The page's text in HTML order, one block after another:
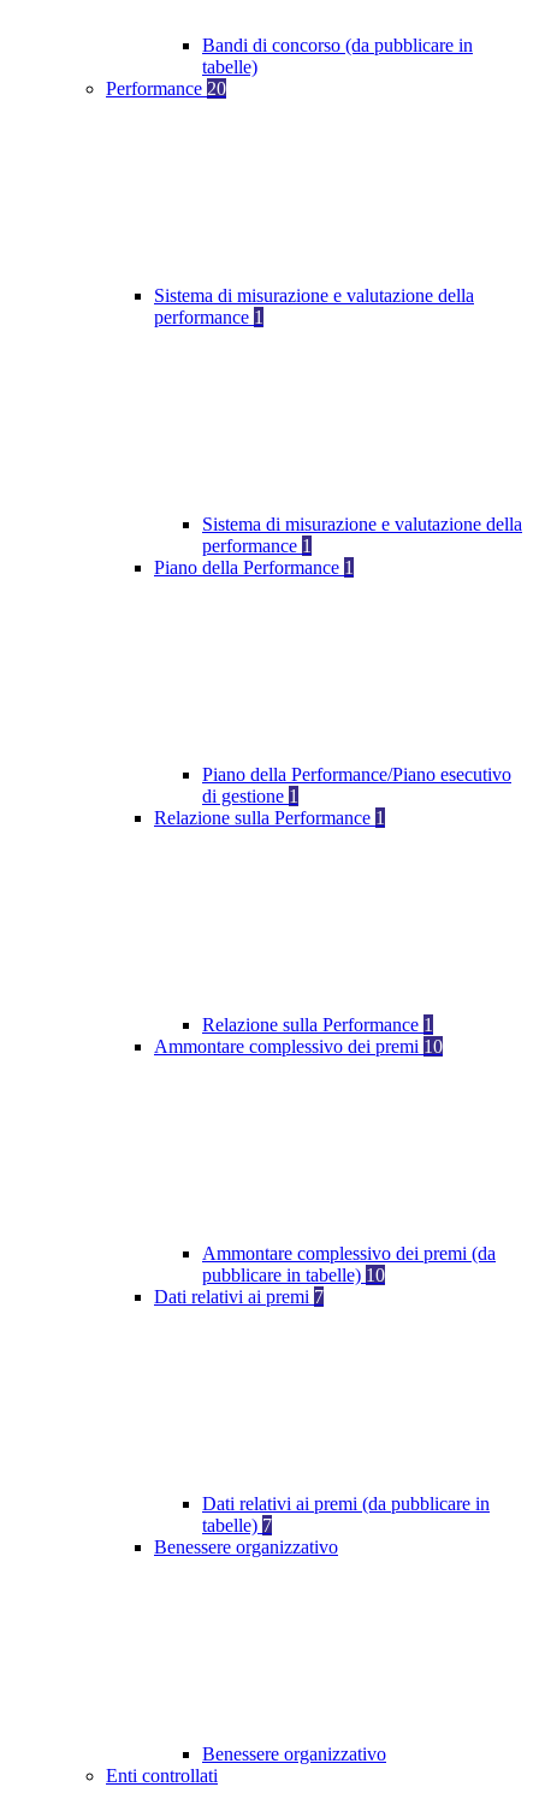
Bandi di concorso (da pubblicare in
tabelle)
Performance 20
Sistema di misurazione e valutazione della
performance 1
Sistema di misurazione e valutazione della
performance 1
Piano della Performance 1
Piano della Performance/Piano esecutivo
di gestione 1
Relazione sulla Performance 1
Relazione sulla Performance 1
Ammontare complessivo dei premi 10
Ammontare complessivo dei premi (da
pubblicare in tabelle) 10
Dati relativi ai premi 7
Dati relativi ai premi (da pubblicare in
tabelle) 7
Benessere organizzativo
Benessere organizzativo
Enti controllati